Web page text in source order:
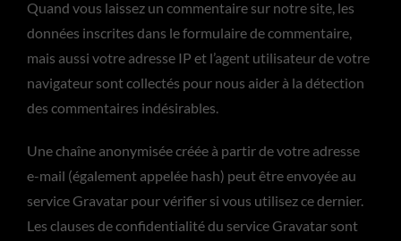
Quand vous laissez un commentaire sur notre site, les
données inscrites dans le formulaire de commentaire,
mais aussi votre adresse IP et l’agent utilisateur de votre
navigateur sont collectés pour nous aider à la détection
des commentaires indésirables.
Une chaîne anonymisée créée à partir de votre adresse
e-mail (également appelée hash) peut être envoyée au
service Gravatar pour vérifier si vous utilisez ce dernier.
Les clauses de confidentialité du service Gravatar sont